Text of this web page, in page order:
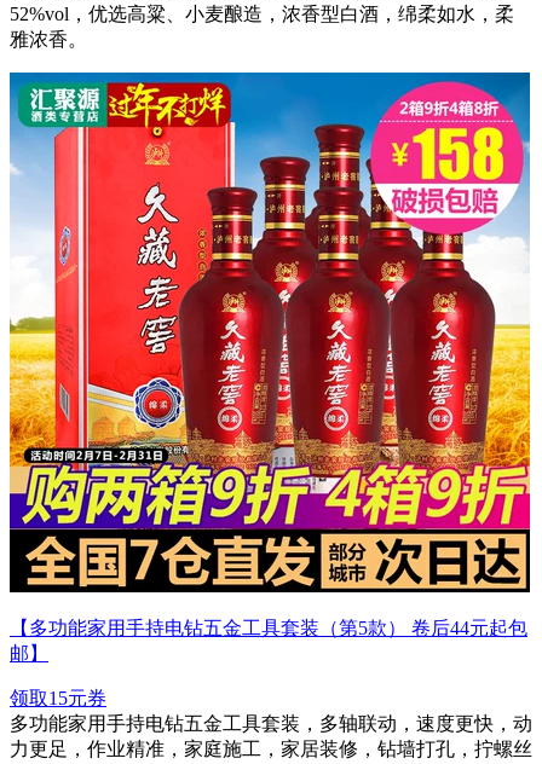
52%vol，优选高粱、小麦酿造，浓香型白酒，绵柔如水，柔
雅浓香。
【多功能家用手持电钻五金工具套装（第5款） 卷后44元起包
邮】
领取15元券
多功能家用手持电钻五金工具套装，多轴联动，速度更快，动
力更足，作业精准，家庭施工，家居装修，钻墙打孔，拧螺丝